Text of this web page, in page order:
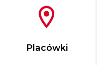
Placówki